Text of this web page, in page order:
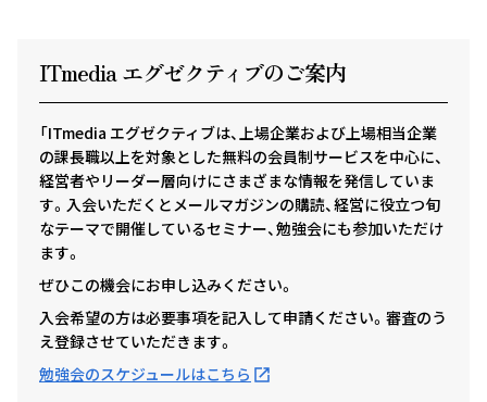
ITmedia エグゼクティ ブのご案内
「ITmedia エグゼクティブは、上場企業および上場相当企業
の課長職以上を対象とした無料の会員制サービスを中心に、
経営者やリーダー層向けにさまざまな情報を発信していま
す。入会いただくとメールマガジンの購読、経営に役立つ旬
なテーマで開催しているセミナー、勉強会にも参加いただけ
ます。
ぜひこの機会にお申し込みください。
入会希望の方は必要事項を記入して申請ください。審査のう
え登録させていただきます。
勉強会のスケジュールはこちら